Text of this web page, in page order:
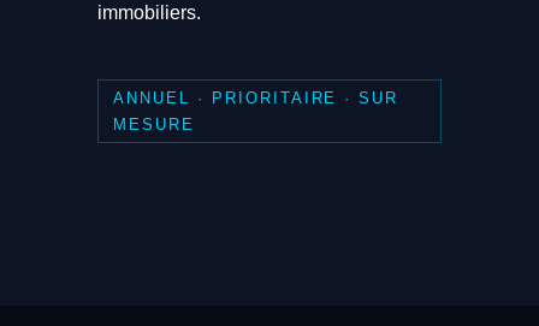
immobiliers.
ANNUEL · PRIORITAIRE · SUR
MESURE